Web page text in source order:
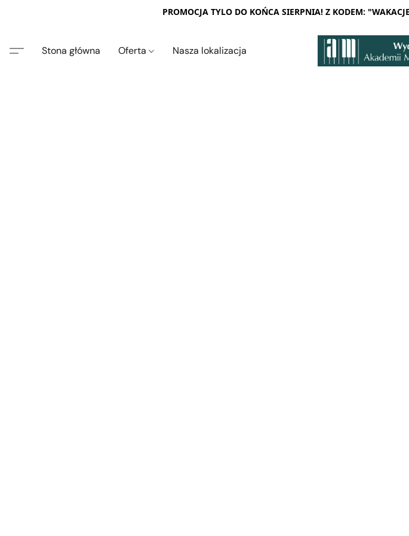
PROMOCJA TYLO DO KOŃCA SIERPNIA! Z KODEM:
Stona główna Oferta Nasza lokalizacja